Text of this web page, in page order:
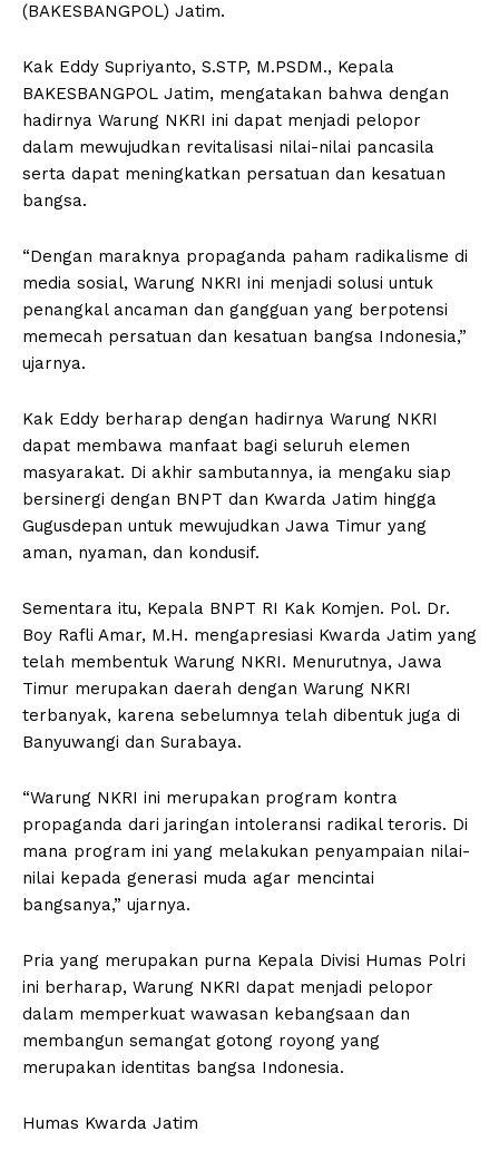
(BAKESBANGPOL) Jatim.
Kak Eddy Supriyanto, S.STP, M.PSDM., Kepala
BAKESBANGPOL Jatim, mengatakan bahwa dengan
hadirnya Warung NKRI ini dapat menjadi pelopor
dalam mewujudkan revitalisasi nilai-nilai pancasila
serta dapat meningkatkan persatuan dan kesatuan
bangsa.
“Dengan maraknya propaganda paham radikalisme di
media sosial, Warung NKRI ini menjadi solusi untuk
penangkal ancaman dan gangguan yang berpotensi
memecah persatuan dan kesatuan bangsa Indonesia,”
ujarnya.
Kak Eddy berharap dengan hadirnya Warung NKRI
dapat membawa manfaat bagi seluruh elemen
masyarakat. Di akhir sambutannya, ia mengaku siap
bersinergi dengan BNPT dan Kwarda Jatim hingga
Gugusdepan untuk mewujudkan Jawa Timur yang
aman, nyaman, dan kondusif.
Sementara itu, Kepala BNPT RI Kak Komjen. Pol. Dr.
Boy Rafli Amar, M.H. mengapresiasi Kwarda Jatim yang
telah membentuk Warung NKRI. Menurutnya, Jawa
Timur merupakan daerah dengan Warung NKRI
terbanyak, karena sebelumnya telah dibentuk juga di
Banyuwangi dan Surabaya.
“Warung NKRI ini merupakan program kontra
propaganda dari jaringan intoleransi radikal teroris. Di
mana program ini yang melakukan penyampaian nilai-
nilai kepada generasi muda agar mencintai
bangsanya,” ujarnya.
Pria yang merupakan purna Kepala Divisi Humas Polri
ini berharap, Warung NKRI dapat menjadi pelopor
dalam memperkuat wawasan kebangsaan dan
membangun semangat gotong royong yang
merupakan identitas bangsa Indonesia.
Humas Kwarda Jatim